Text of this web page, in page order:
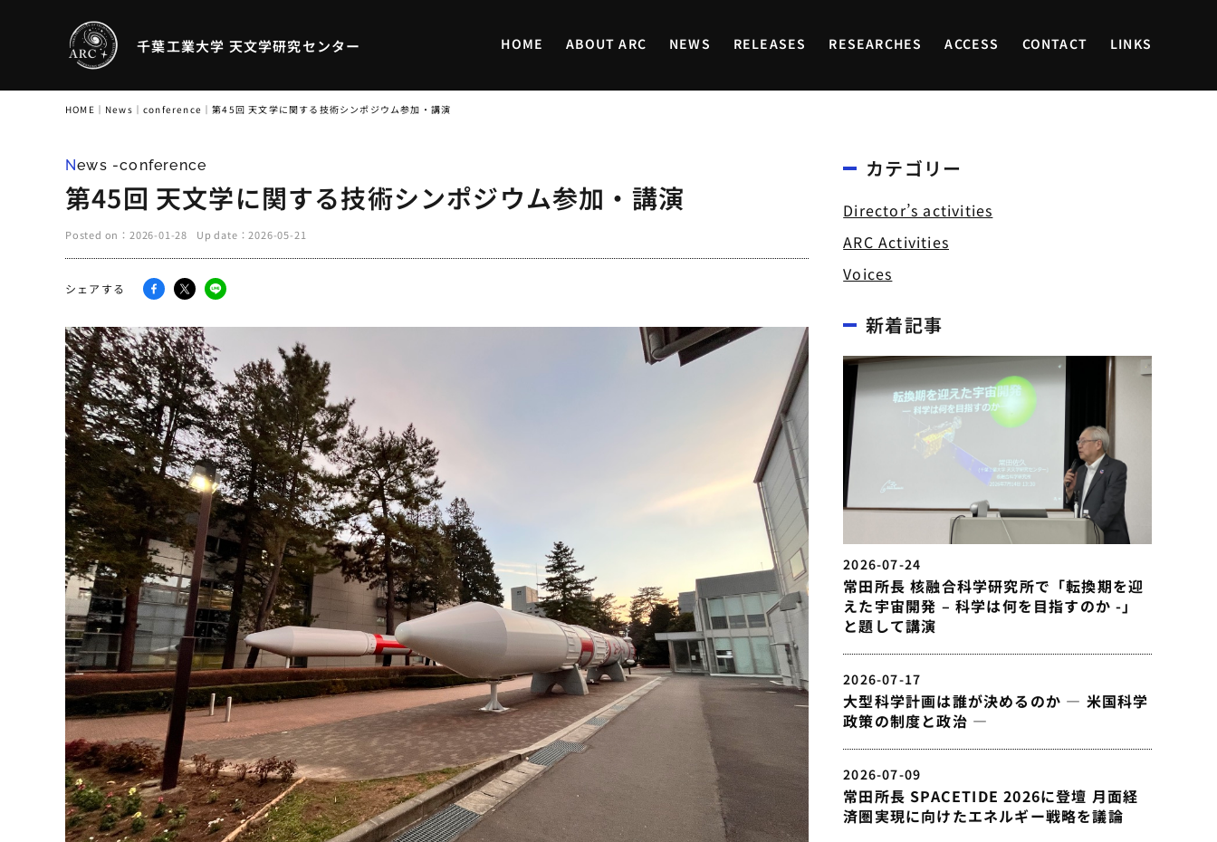
千葉工業大学 天文学研究センター HOME ABOUT ARC NEWS RELEASES RESEARCHES ACCESS CONTACT LINKS
HOME ｜ News ｜conference ｜第45回 天文学に関する技術シンポジウム参加・講演
News -conference
第45回 天文学に関する技術シンポジウム参加・講演
Posted on： 2026-01-28 Up date： 2026-05-21
シェアする
カテゴリー
Director’s activities
ARC Activities
Voices
新着記事
2026-07-24
常田所長 核融合科学研究所で「転換期を迎
えた宇宙開発 – 科学は何を目指すのか -」
と題して講演
2026-07-17
大型科学計画は誰が決めるのか — 米国科学
政策の制度と政治 —
2026-07-09
常田所長 SPACETIDE 2026に登壇 月面経
済圏実現に向けたエネルギー戦略を議論